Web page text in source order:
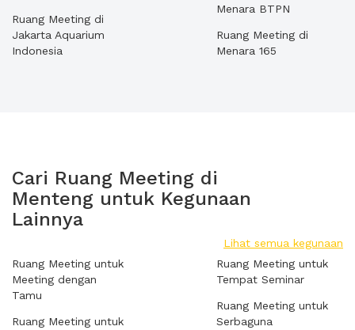
Ruang Meeting di
Jakarta Aquarium
Indonesia
Menara BTPN
Ruang Meeting di
Menara 165
Cari Ruang Meeting di
Menteng untuk Kegunaan
Lainnya
Lihat semua kegunaan
Ruang Meeting untuk
Meeting dengan
Tamu
Ruang Meeting untuk
Ruang Meeting untuk
Tempat Seminar
Ruang Meeting untuk
Serbaguna